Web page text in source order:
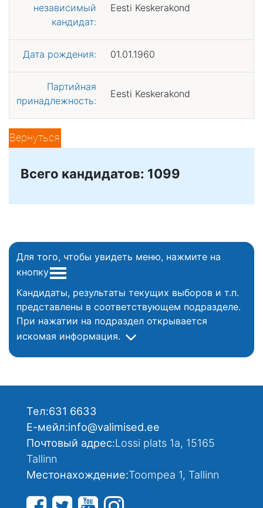
независимый
кандидат:
Eesti Keskerakond
Дата рождения: 01.01.1960
Партийная
принадлежность:
Eesti Keskerakond
Вернуться
Всего кандидатов: 1099
Для того, чтобы увидеть меню, нажмите на
кнопку
Кандидаты, результаты текущих выборов и т.п.
представлены в соответствующем подразделе.
При нажатии на подраздел открывается
искомая информация.
Тел:631 6633
Е-мейл:info@valimised.ee
Почтовый адрес:Lossi plats 1a, 15165
Tallinn
Местонахождение:Toompea 1, Tallinn